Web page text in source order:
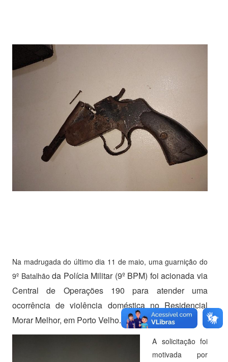
Na madrugada do último dia 11 de maio, uma guarnição do
9º Batalhãoda Polícia Militar (9º BPM) foi acionada via
Central de Operações 190 para atender uma
ocorrência de violência doméstica no Residencial
Morar Melhor, em Porto Velho.
A solicitação foi
motivada por